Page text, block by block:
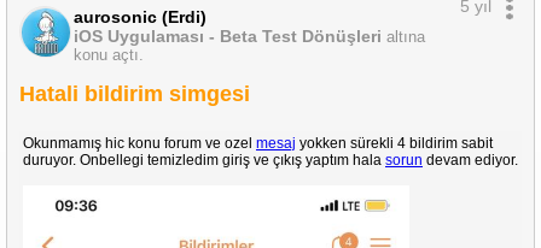
aurosonic (Erdi)
iOS Uygulaması - Beta Test Dönüşleri altına
konu açtı.
5 yıl
Hatali bildirim simgesi
Okunmamış hic konu forum ve ozel mesaj yokken sürekli 4 bildirim sabit
duruyor. Onbellegi temizledim giriş ve çıkış yaptım hala sorun devam ediyor.